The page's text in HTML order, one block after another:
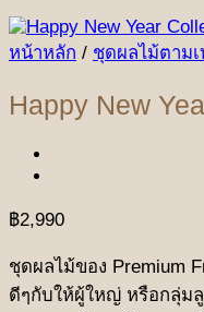
หน้าหลัก / ชุดผลไม้ตาม
Happy New
฿2,990
ชุดผลไม้ของ Premium
ดีๆกับให้ผู้ใหญ่ หรือกลุ่